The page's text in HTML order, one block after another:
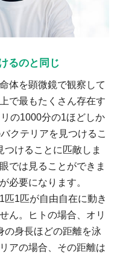
るのと同じ
体を顕微鏡で観察して
で最もたくさん存在す
の1000分の1ほどしか
クテリアを見つけるこ
けることに匹敵しま
では見ることができま
必要になります。
1匹が自由自在に動き
ん。ヒトの場合、オリ
の身長ほどの距離を泳
アの場合、その距離は